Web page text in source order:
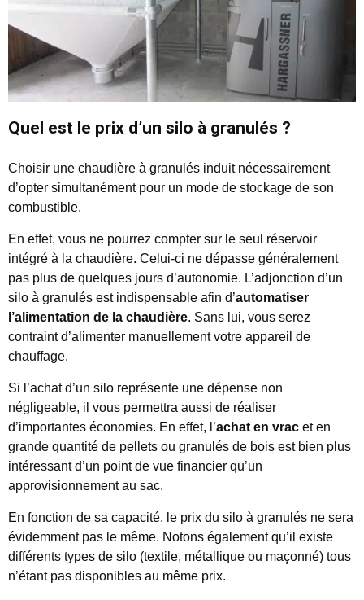
Quel est le prix d’un silo à granulés ?
Choisir une chaudière à granulés induit nécessairement
d’opter simultanément pour un mode de stockage de son
combustible.
En effet, vous ne pourrez compter sur le seul réservoir
intégré à la chaudière. Celui-ci ne dépasse généralement
pas plus de quelques jours d’autonomie. L’adjonction d’un
silo à granulés est indispensable afin d’automatiser
l’alimentation de la chaudière. Sans lui, vous serez
contraint d’alimenter manuellement votre appareil de
chauffage.
Si l’achat d’un silo représente une dépense non
négligeable, il vous permettra aussi de réaliser
d’importantes économies. En effet, l’achat en vrac et en
grande quantité de pellets ou granulés de bois est bien plus
intéressant d’un point de vue financier qu’un
approvisionnement au sac.
En fonction de sa capacité, le prix du silo à granulés ne sera
évidemment pas le même. Notons également qu’il existe
différents types de silo (textile, métallique ou maçonné) tous
n’étant pas disponibles au même prix.